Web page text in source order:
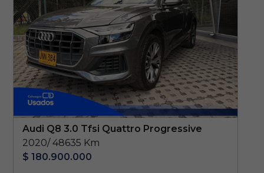
Audi Q8 3.0 Tfsi Quattro Progressive
2020/ 48635 Km
$ 180.900.000